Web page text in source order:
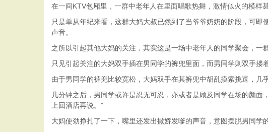
在一间KTV包厢里，一群中老年人在里面唱歌热舞，激情似火的模样
只是单从年纪来看，这群大妈大叔已然到了当爷爷奶奶的阶段，可
声音。
之所以引起其他大妈的关注，其实这是一场中老年人的同学聚会，一
只见引起关注的大妈双手插在男同学的裤兜里面，而男同学则双手
由于男同学的裤兜比较宽松，大妈双手在其裤兜中胡乱摸索挑逗，
几分钟之后，男同学或许是忍无可忍，亦或者是顾及同学在场的颜
上回酒店再说。”
大妈使劲挣扎了一下，嘴里还发出撒娇发嗲的声音，意图摆脱男同